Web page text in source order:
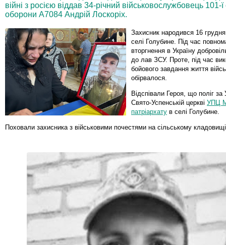
війні з росією віддав 34-річний військовослужбовець 101-
оборони А7084 Андрій Лоскоріх.
Захисник народився 16
селі Голубине. Під час
вторгнення в Україну
до лав ЗСУ. Проте, під час
бойового завдання життя
обірвалося.
Відспівали Героя, що поліг за
Свято-Успенській церкві УПЦ
патріархату в селі Голубине.
Поховали захисника з військовими почестями на сільському